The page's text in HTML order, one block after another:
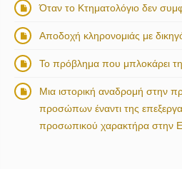
Όταν το Κτηματολόγιο δεν
Αποδοχή κληρονομιάς με
Το πρόβλημα που μπλοκάρει
Μια ιστορική αναδρομή στην
προσώπων έναντι της
προσωπικού χαρακτήρα στην